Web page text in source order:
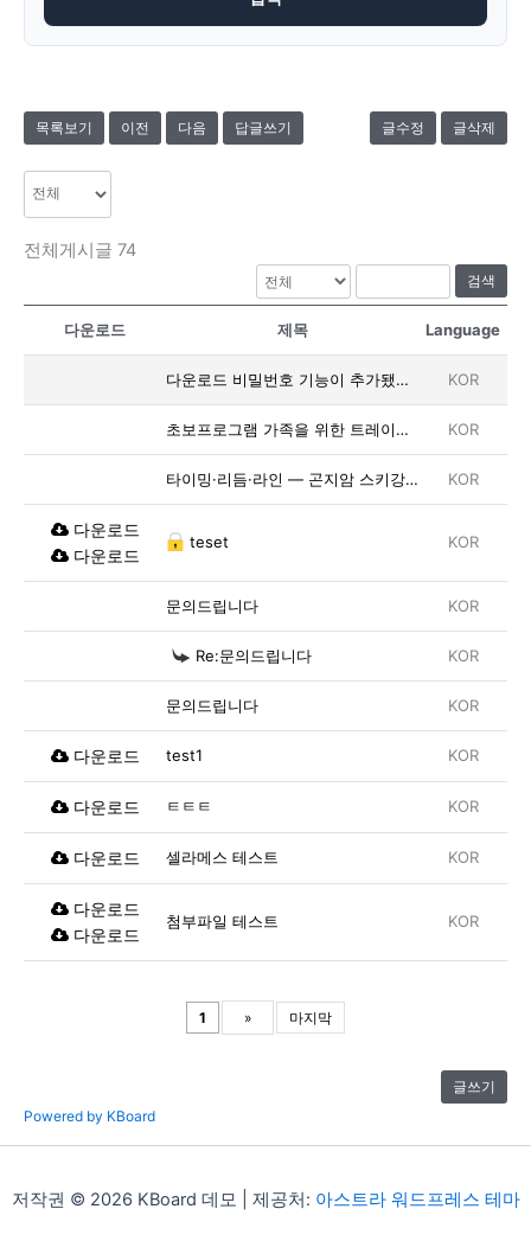
목록보기 이전 다음 답글쓰기 글수정 글삭제
전체게시글 74
검색
다운로드 제목 Language
다운로드 비밀번호 기능이 추가됐습니다. KOR
초보프로그램 가족을 위한 트레이닝 기간 채택 가이드, 곤지암스키강습 목표으로 정리해 봤어요 KOR
타이밍·리듬·라인 — 곤지암 스키강습 세 가지 의도 KOR
다운로드
다운로드
teset KOR
문의드립니다 KOR
Re:문의드립니다 KOR
문의드립니다 KOR
다운로드 test1 KOR
다운로드 ㅌㅌㅌ KOR
다운로드 셀라메스 테스트 KOR
다운로드
다운로드
첨부파일 테스트 KOR
1 » 마지막
글쓰기
Powered by KBoard
저작권 © 2026 KBoard 데모 | 제공처: 아스트라 워드프레스 테마